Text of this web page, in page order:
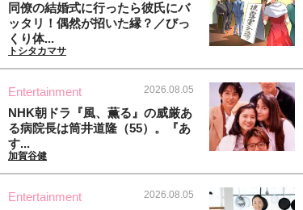
同僚の結婚式に行ったら彼氏にバ
ッタリ！偶然が招いた縁？／びっ
くり体...
トシタカマサ
Entertainment 2026.08.05
NHK朝ドラ『風、薫る』の威厳あ
る病院長は筒井道隆（55）。『あ
す...
加賀谷健
Entertainment 2026.08.05